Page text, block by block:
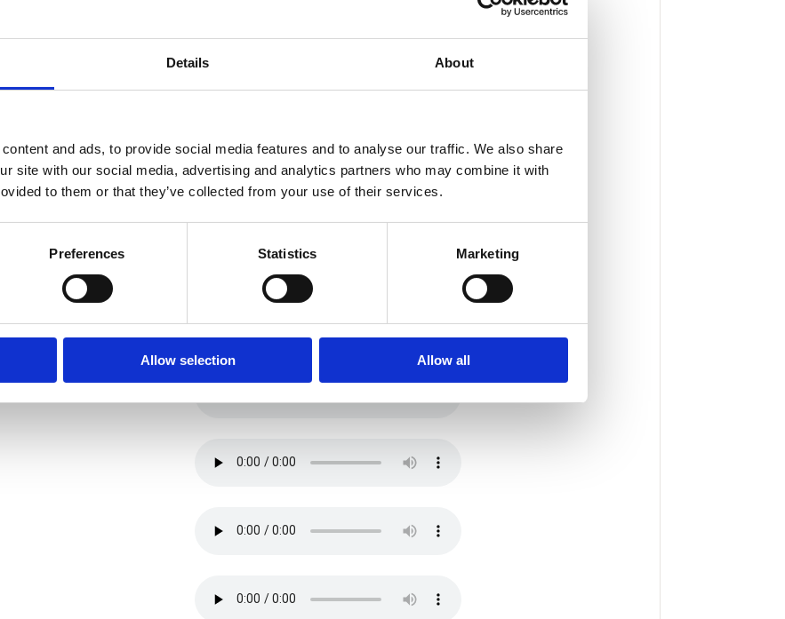
Details About
and ads, to provide social media features and to analyse our traffic. We also share
site with our social media, advertising and analytics partners who may combine it with
to them or that they’ve collected from your use of their services.
Preferences Statistics Marketing
Allow selection Allow all